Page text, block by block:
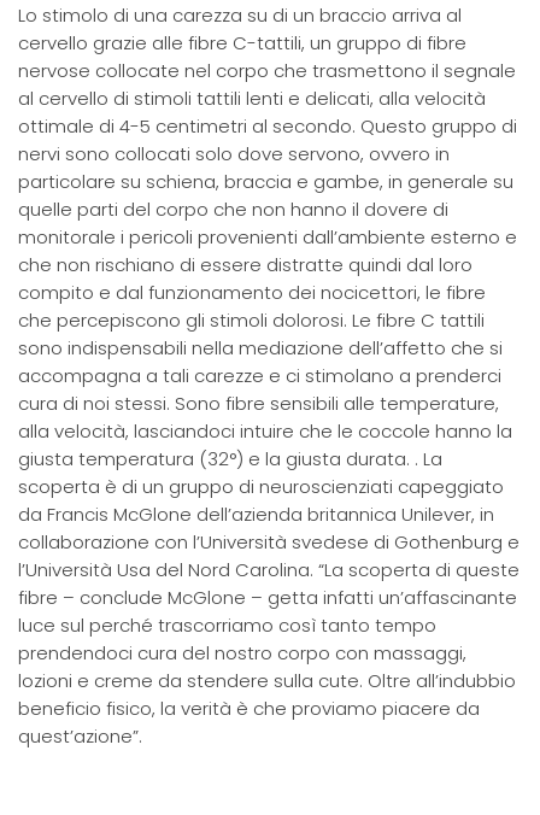
Lo stimolo di una carezza su di un braccio arriva al
cervello grazie alle fibre C-tattili, un gruppo di fibre
nervose collocate nel corpo che trasmettono il segnale
al cervello di stimoli tattili lenti e delicati, alla velocità
ottimale di 4-5 centimetri al secondo. Questo gruppo di
nervi sono collocati solo dove servono, ovvero in
particolare su schiena, braccia e gambe, in generale su
quelle parti del corpo che non hanno il dovere di
monitorale i pericoli provenienti dall’ambiente esterno e
che non rischiano di essere distratte quindi dal loro
compito e dal funzionamento dei nocicettori, le fibre
che percepiscono gli stimoli dolorosi. Le fibre C tattili
sono indispensabili nella mediazione dell’affetto che si
accompagna a tali carezze e ci stimolano a prenderci
cura di noi stessi. Sono fibre sensibili alle temperature,
alla velocità, lasciandoci intuire che le coccole hanno la
giusta temperatura (32°) e la giusta durata. . La
scoperta è di un gruppo di neuroscienziati capeggiato
da Francis McGlone dell’azienda britannica Unilever, in
collaborazione con l’Università svedese di Gothenburg e
l’Università Usa del Nord Carolina. “La scoperta di queste
fibre – conclude McGlone – getta infatti un’affascinante
luce sul perché trascorriamo così tanto tempo
prendendoci cura del nostro corpo con massaggi,
lozioni e creme da stendere sulla cute. Oltre all’indubbio
beneficio fisico, la verità è che proviamo piacere da
quest’azione”.